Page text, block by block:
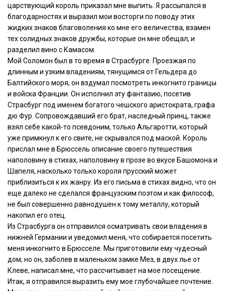
царствующий король приказал мне выпить. Я рассыпался в
благодарностях и выразил мои восторги по поводу этих
жидких знаков благоволения ко мне его величества, взамен
тех солидных знаков дружбы, которые он мне обещал, и
разделил вино с Камасом.
Мой Соломон был в то время в Страсбурге. Проезжая по
длинным и узким владениям, тянущимся от Гельдера до
Балтийского моря, он вздумал посмотреть инкогнито границы
и войска Франции. Он исполнил эту фантазию, посетив
Страсбург под именем богатого чешского аристократа, графа
дю Фур. Сопровождавший его брат, наследный принц, также
взял себе какой-то псевдоним, только Альгаротти, который
уже примкнул к его свите, не скрывался под маской. Король
прислал мне в Брюссель описание своего путешествия
наполовину в стихах, наполовину в прозе во вкусе Башомона и
Шапеля, насколько только короля прусский может
приблизиться к их жанру. Из его письма в стихах видно, что он
еще далеко не сделался французским поэтом и как философ,
не был совершенно равнодушен к тому металлу, который
накопил его отец.
Из Страсбурга он отправился осматривать свои владения в
нижней Германии и уведомил меня, что собирается посетить
меня инкогнито в Брюсселе. Мы приготовили ему чудесный
дом; но он, заболев в маленьком замке Мез, в двух лье от
Клеве, написал мне, что рассчитывает на мое посещение.
Итак, я отправился выразить ему мое глубочайшее почтение.